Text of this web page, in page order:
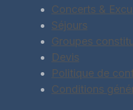
Concerts &
Séjours
Groupes
Devis
Politique de
Conditions